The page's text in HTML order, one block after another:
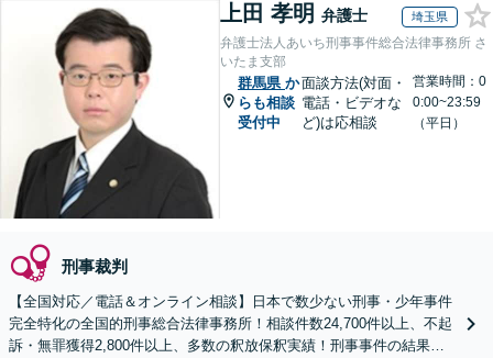
上田 孝明 弁護士 埼玉県
弁護士法人あいち刑事事件総合法律事務所 さ
いたま支部
群馬県 か
らも相談
受付中
面談方法(対面・
電話・ビデオな
ど)は応相談
営業時間：0
0:00~23:59
（平日）
刑事裁判
【全国対応／電話＆オンライン相談】日本で数少ない刑事・少年事件
完全特化の全国的刑事総合法律事務所！相談件数24,700件以上、不起
訴・無罪獲得2,800件以上、多数の釈放保釈実績！刑事事件の結果は